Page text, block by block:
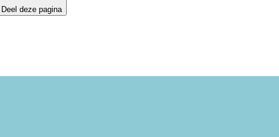
Deel deze pagina